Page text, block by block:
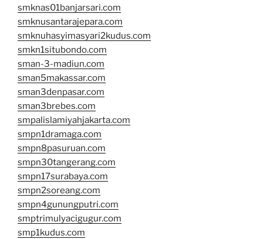
smknas01banjarsari.com
smknusantarajepara.com
smknuhasyimasyari2kudus.com
smkn1situbondo.com
sman-3-madiun.com
sman5makassar.com
sman3denpasar.com
sman3brebes.com
smpalislamiyahjakarta.com
smpn1dramaga.com
smpn8pasuruan.com
smpn30tangerang.com
smpn17surabaya.com
smpn2soreang.com
smpn4gunungputri.com
smptrimulyacigugur.com
smp1kudus.com